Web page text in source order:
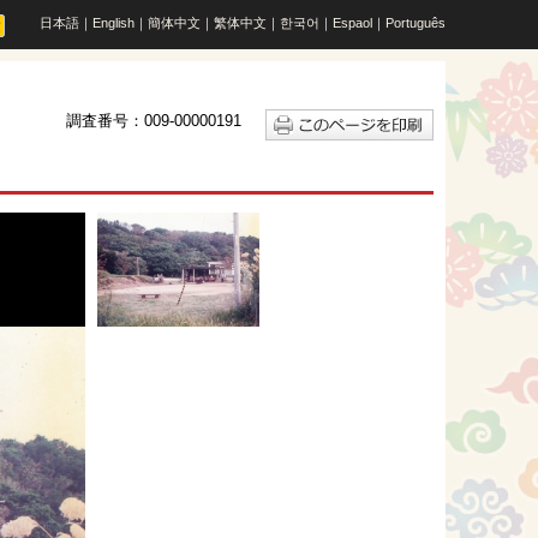
日本語 ｜ English ｜ 簡体中文 ｜ 繁体中文 ｜ 한국어 ｜ Espaol ｜ Português
調査番号：009-00000191